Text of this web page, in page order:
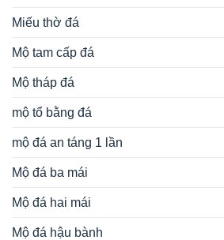
Miếu thờ đá
Mộ tam cấp đá
Mộ tháp đá
mộ tổ bằng đá
mộ đá an táng 1 lần
Mộ đá ba mái
Mộ đá hai mái
Mộ đá hậu bành